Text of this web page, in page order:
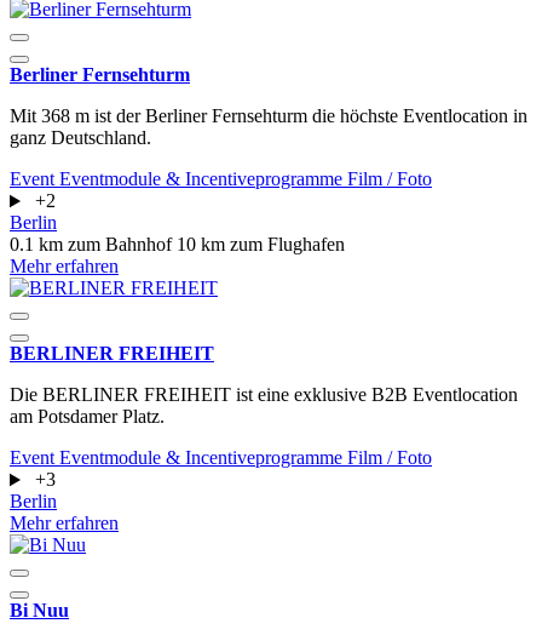
Berliner Fernsehturm
Mit 368 m ist der Berliner Fernsehturm die höchste Eventlocation in
ganz Deutschland.
Event Eventmodule & Incentiveprogramme Film / Foto
+2
Berlin
0.1 km zum Bahnhof 10 km zum Flughafen
Mehr erfahren
BERLINER FREIHEIT
Die BERLINER FREIHEIT ist eine exklusive B2B Eventlocation
am Potsdamer Platz.
Event Eventmodule & Incentiveprogramme Film / Foto
+3
Berlin
Mehr erfahren
Bi Nuu